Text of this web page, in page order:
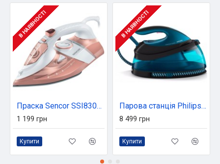
В НАЯВНОСТІ
Праска Sencor SSI8300RS
1 199 грн
Купити
В НАЯВНОСТІ
Парова станція Philips GC7846/80
8 499 грн
Купити